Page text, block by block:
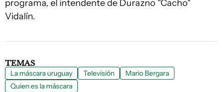
programa, el intendente de Durazno "Cacho"
Vidalín.
TEMAS
La máscara uruguay Televisión
Mario Bergara
Quien es la máscara